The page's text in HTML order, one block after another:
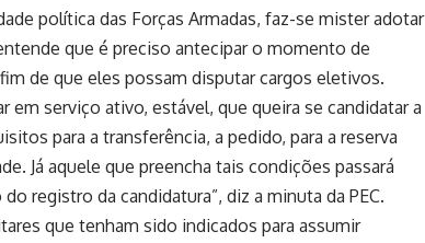
política das Forças Armadas, faz-se mister adotar
que é preciso antecipar o momento de
de que eles possam disputar cargos eletivos.
serviço ativo, estável, que queira se candidatar a
para a transferência, a pedido, para a reserva
Já aquele que preencha tais condições passará
registro da candidatura”, diz a minuta da PEC.
que tenham sido indicados para assumir